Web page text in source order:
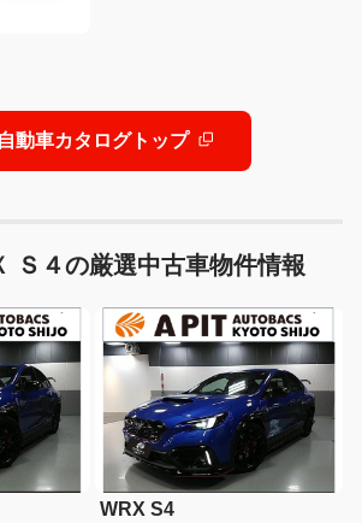
自動車カタログトップ
Ｓ４の厳選中古車物件情報
WRX S4